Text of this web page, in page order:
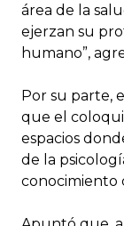
área de la
ejerzan su
humano”,
Por su parte,
que el
espacios
de la
conocimiento